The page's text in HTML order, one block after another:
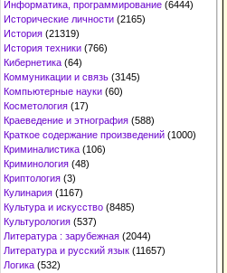
Информатика, программирование (6444)
Исторические личности (2165)
История (21319)
История техники (766)
Кибернетика (64)
Коммуникации и связь (3145)
Компьютерные науки (60)
Косметология (17)
Краеведение и этнография (588)
Краткое содержание произведений (1000)
Криминалистика (106)
Криминология (48)
Криптология (3)
Кулинария (1167)
Культура и искусство (8485)
Культурология (537)
Литература : зарубежная (2044)
Литература и русский язык (11657)
Логика (532)